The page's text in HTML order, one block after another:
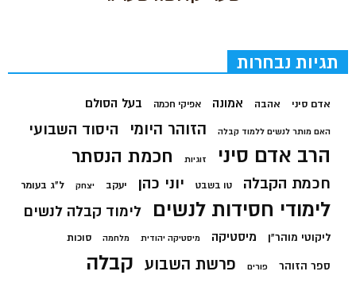
תגיות נבחרות
אדם סיני אהבה אמונה אפיקי חכמה בעל הסולם
האם מותר לנשים ללמוד קבלה הזוהר היומי היסוד השבועי
הרב אדם סיני זוגיות חכמת הנסתר
חכמת הקבלה טו בשבט יוני כהן יעקב יצחק ל"ג בעומר
לימודי חסידות לנשים לימוד קבלה לנשים
ליקוטי מוהר"ן מיסטיקה מיסטיקה יהודית מלחמה סוכות
ספר הזוהר פורים פרשת השבוע קבלה